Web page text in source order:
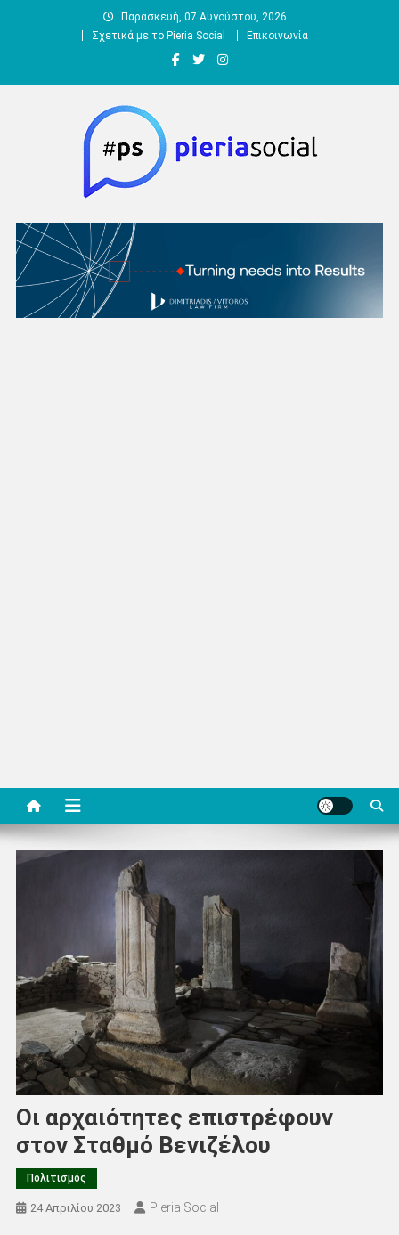
Παρασκευή, 07 Αυγούστου, 2026
Σχετικά με το Pieria Social
Επικοινωνία
Pieria Social
Οι αρχαιότητες επιστρέφουν
στον Σταθμό Βενιζέλου
Πολιτισμός
24 Απριλίου 2023 Pieria Social